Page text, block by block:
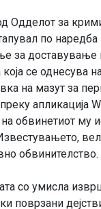
Одделот за
по
за доставување
која се однесува
на мазут за
апликација
обвинетиот му
обвинителство.
со умисла
поврзани